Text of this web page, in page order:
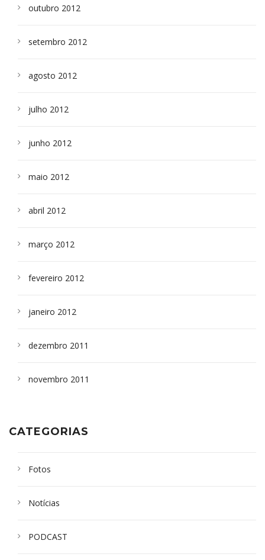
outubro 2012
setembro 2012
agosto 2012
julho 2012
junho 2012
maio 2012
abril 2012
março 2012
fevereiro 2012
janeiro 2012
dezembro 2011
novembro 2011
CATEGORIAS
Fotos
Notícias
PODCAST